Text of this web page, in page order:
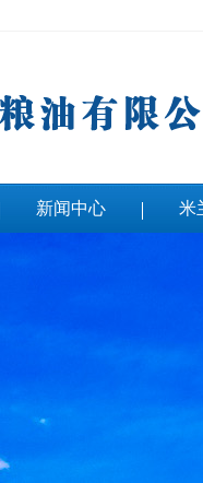
新闻中心 米